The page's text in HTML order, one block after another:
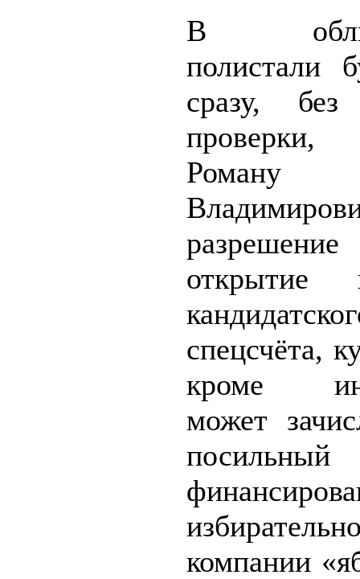
В
полистали
сразу, без
Роману
открытие
спецсчёта,
кроме
может
посильный
компании